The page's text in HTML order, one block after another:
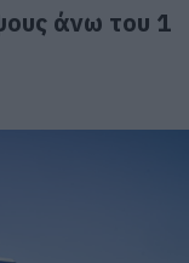
άνω του 1